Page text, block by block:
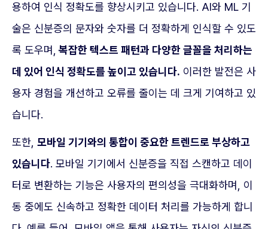
용하여 인식 정확도를 향상시키고 있습니다. AI와 ML 기
술은 신분증의 문자와 숫자를 더 정확하게 인식할 수 있도
록 도우며, 복잡한 텍스트 패턴과 다양한 글꼴을 처리하는
데 있어 인식 정확도를 높이고 있습니다. 이러한 발전은 사
용자 경험을 개선하고 오류를 줄이는 데 크게 기여하고 있
습니다.
또한, 모바일 기기와의 통합이 중요한 트렌드로 부상하고
있습니다. 모바일 기기에서 신분증을 직접 스캔하고 데이
터로 변환하는 기능은 사용자의 편의성을 극대화하며, 이
동 중에도 신속하고 정확한 데이터 처리를 가능하게 합니